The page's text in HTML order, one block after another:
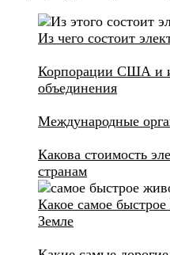
Из чего состоит
Корпорации США и
объединения
Международные
Какова стоимость
странам
Какое самое
Земле